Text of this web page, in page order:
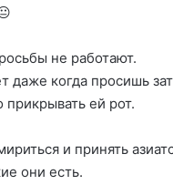
не работают.
даже когда просишь
прикрывать ей рот.
и принять
они есть.